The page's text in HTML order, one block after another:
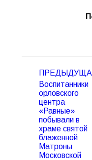
записям
Предыдущая
запись:
Воспитанники
орловского
центра
«Равные»
побывали в
храме святой
блаженной
Матроны
Московской